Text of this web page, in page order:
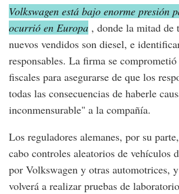
Volkswagen está bajo enorme presión
ocurrió en Europa , donde la mitad de
nuevos vendidos son diesel, e
responsables. La firma se
fiscales para asegurarse de que los
todas las consecuencias de haberle
inconmensurable" a la compañía.
Los reguladores alemanes, por su
cabo controles aleatorios de vehículos
por Volkswagen y otras automotrices,
volverá a realizar pruebas de